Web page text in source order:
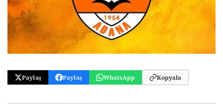
Paylaş Paylaş WhatsApp Kopyala